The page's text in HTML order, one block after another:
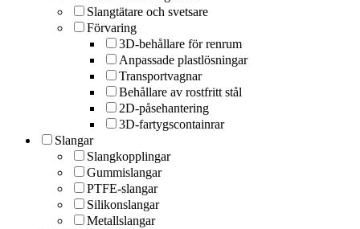
Slangtätare och svetsare
Förvaring
3D-behållare för renrum
Anpassade plastlösningar
Transportvagnar
Behållare av rostfritt stål
2D-påsehantering
3D-fartygscontainrar
Slangar
Slangkopplingar
Gummislangar
PTFE-slangar
Silikonslangar
Metallslangar